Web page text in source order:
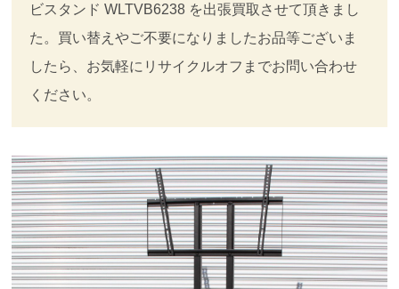
ビスタンド WLTVB6238 を出張買取させて頂きまし
た。買い替えやご不要になりましたお品等ございま
したら、お気軽にリサイクルオフまでお問い合わせ
ください。